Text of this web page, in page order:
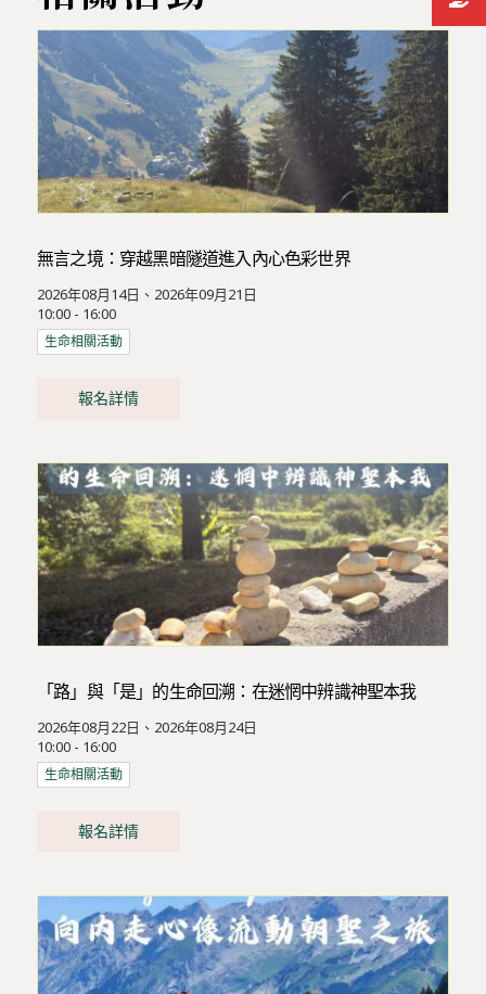
無言之境：穿越黑暗隧道進入內心色彩世界
2026年08月14日、2026年09月21日
10:00 - 16:00
生命相關活動
報名詳情
「路」與「是」的生命回溯：在迷惘中辨識神聖本我
2026年08月22日、2026年08月24日
10:00 - 16:00
生命相關活動
報名詳情